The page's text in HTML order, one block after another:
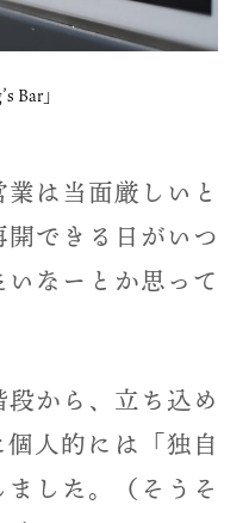
Bar」
は当面厳しいと
できる日がいつ
なーとか思って
から、立ち込め
人的には「独自
した。（そうそ